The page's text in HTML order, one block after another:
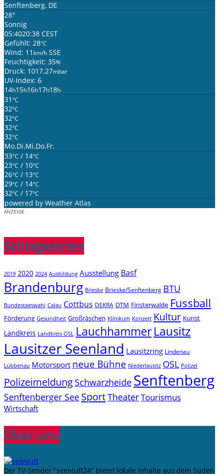
Senftenberg, DE
28°
Sonnig
05:4020:38 CEST
Gefühlt: 28°C
Wind: 11 km/h SSE
Feuchtigkeit: 35%
Druck: 1017.27mbar
UV-Index: 6
14h15h16h17h18h
31 °C
32°C
32°C
32°C
32°C
Mo.Di.Mi.Do.Fr.
33°C / 14°C
23°C / 10°C
26°C / 13°C
29°C / 14°C
32°C / 17°C
powered by Weather Atlas
ANZEIGE
Schlagwörter
2019 2020 2024 Ausbildung Ausstellung Basf
Brandenburg Brieske Brieske/Senftenberg BTU
Bundestagswahl Calau Cottbus DEKRA DTM Finsterwalde Fussball
Förderung Gesundheit Großräschen Klinikum Konzert Kultur Kunst
Landkreis Landkreis OSL LauchhammerLausitz
Lausitzer Seenland Lausitzring Lindenau
Lübbenau Motorsport neue Bühne Niederlausitz OSL Polizei
Polizeimeldung Schwarzheide Senftenberg
Senftenberger See SportTheaterTourismus
Wirtschaft
Über uns
Der TV-Sender "seenluft24" bietet lokale Inhalte aus dem Süden